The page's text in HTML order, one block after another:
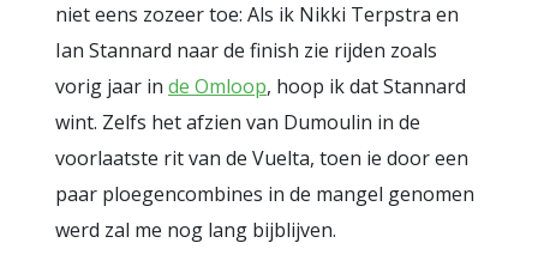
niet eens zozeer toe: Als ik Nikki Terpstra en
Ian Stannard naar de finish zie rijden zoals
vorig jaar in de Omloop, hoop ik dat Stannard
wint. Zelfs het afzien van Dumoulin in de
voorlaatste rit van de Vuelta, toen ie door een
paar ploegencombines in de mangel genomen
werd zal me nog lang bijblijven.